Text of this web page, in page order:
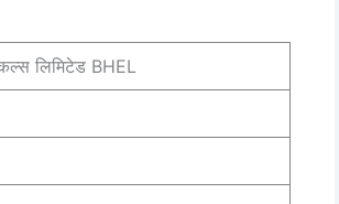
लिमिटेड BHEL